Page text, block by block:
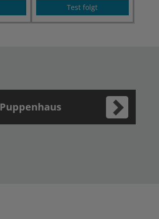
Test folgt
Puppenhaus